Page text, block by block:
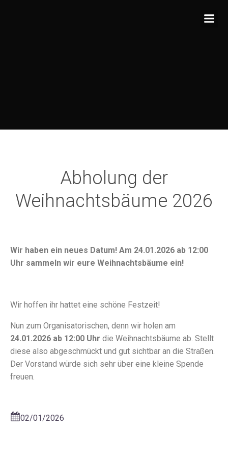
Abholung der
Weihnachtsbäume 2026
Wir haben ein neues Datum! Am 24.01.2026 ab 12:00
Uhr sammeln wir eure Weihnachtsbäume ein!
Wir hoffen ihr hattet eine schöne Festzeit!
Nun zum Organisatorischen, denn wir holen am
24.01.2026 ab 12:00 Uhr die Weihnachtsbäume ab. Stellt
diese also abgeschmückt und gut sichtbar an die Straßen.
Der Vorstand würde sich sehr über eine kleine Spende
freuen.
02/01/2026